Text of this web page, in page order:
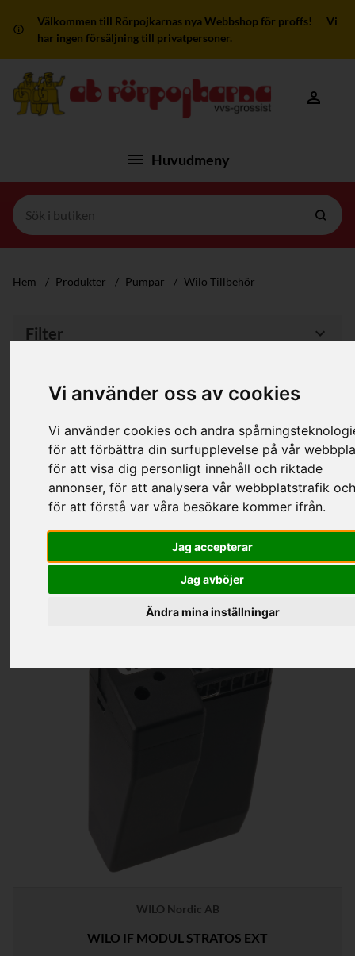
Vi använder oss av cookies
Vi använder cookies och andra
för att förbättra din surfupplevelse på vår
för att visa dig personligt innehåll och riktade
annonser, för att analysera vår webbplatstrafik
för att förstå var våra besökare kommer ifrån.
Jag accepterar
Jag avböjer
Ändra mina inställningar
Välkommen till Rörpojkarnas nya Webbshop för proffs! Vi
har ingen försäljning till privatpersoner.
Mitt
Huvudmeny
Hem / Produkter / Pumpar / Wilo Tillbehör
Filter
Wilo Tillbehör
Sortering Visa per sida
WILO Nordic AB
WILO IF MODUL STRATOS EXT